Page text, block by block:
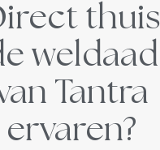
thuis
weldaad
Tantra
ervaren?